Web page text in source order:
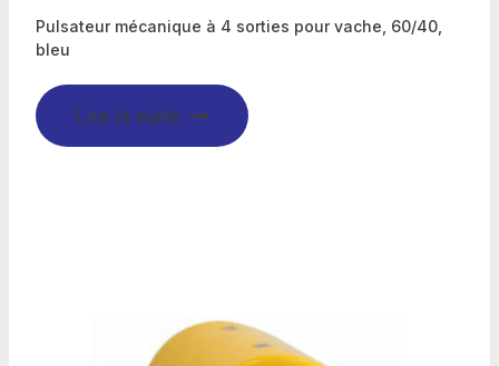
Pulsateur mécanique à 4 sorties pour vache, 60/40,
bleu
Lire la suite